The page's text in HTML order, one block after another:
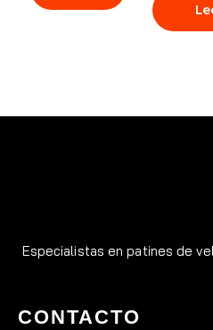
Especialistas en patines de
CONTACTO